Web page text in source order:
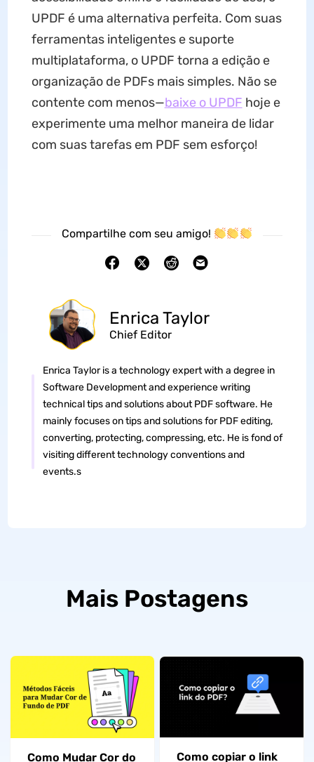
UPDF é uma alternativa perfeita. Com suas
ferramentas inteligentes e suporte
multiplataforma, o UPDF torna a edição e
organização de PDFs mais simples. Não se
contente com menos—baixe o UPDF hoje e
experimente uma melhor maneira de lidar
com suas tarefas em PDF sem esforço!
Compartilhe com seu amigo!
Enrica Taylor
Chief Editor
Enrica Taylor is a technology expert with a degree in
Software Development and experience writing
technical tips and solutions about PDF software. He
mainly focuses on tips and solutions for PDF editing,
converting, protecting, compressing, etc. He is fond of
visiting different technology conventions and
events.s
Mais Postagens
Como Mudar Cor do Como copiar o link